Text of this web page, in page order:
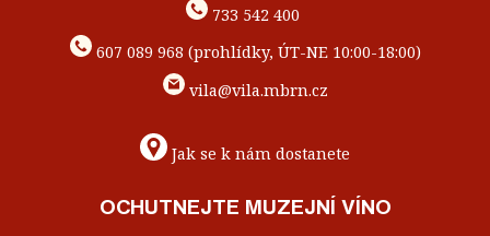
733 542 400
607 089 968 (prohlídky, ÚT-NE 10:00-18:00)
vila@vila.mbrn.cz
Jak se k nám dostanete
OCHUTNEJTE MUZEJNÍ VÍNO